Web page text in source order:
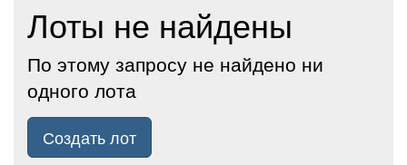
Лоты не найдены
По этому запросу не найдено ни
одного лота
Создать лот